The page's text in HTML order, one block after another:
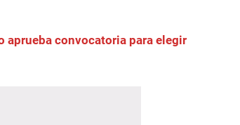
aprueba convocatoria para elegir